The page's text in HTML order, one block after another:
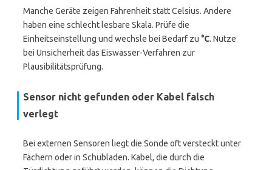
Manche Geräte zeigen Fahrenheit statt Celsius. Andere
haben eine schlecht lesbare Skala. Prüfe die
Einheitseinstellung und wechsle bei Bedarf zu °C. Nutze
bei Unsicherheit das Eiswasser-Verfahren zur
Plausibilitätsprüfung.
Sensor nicht gefunden oder Kabel falsch
verlegt
Bei externen Sensoren liegt die Sonde oft versteckt unter
Fächern oder in Schubladen. Kabel, die durch die